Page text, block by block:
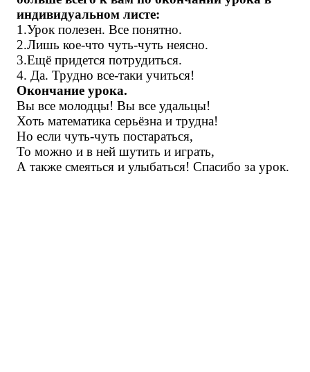
индивидуальном листе:
1.Урок полезен. Все понятно.
2.Лишь кое-что чуть-чуть неясно.
3.Ещё придется потрудиться.
4. Да. Трудно все-таки учиться!
Окончание урока.
Вы все молодцы! Вы все удальцы!
Хоть математика серьёзна и трудна!
Но если чуть-чуть постараться,
То можно и в ней шутить и играть,
А также смеяться и улыбаться! Спасибо за урок.